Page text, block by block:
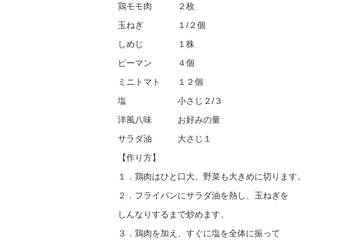
鶏モモ肉 ２枚
玉ねぎ １/２個
しめじ １株
ピーマン ４個
ミニトマト １２個
塩 小さじ２/３
洋風八味 お好みの量
サラダ油 大さじ１
【作り方】
１．鶏肉はひと口大、野菜も大きめに切ります。
２．フライパンにサラダ油を熱し、玉ねぎを
しんなりするまで炒めます。
３．鶏肉を加え、すぐに塩を全体に振って